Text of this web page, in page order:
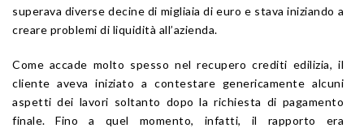
superava diverse decine di migliaia di euro e stava iniziando a
creare problemi di liquidità all’azienda.
Come accade molto spesso nel recupero crediti edilizia, il
cliente aveva iniziato a contestare genericamente alcuni
aspetti dei lavori soltanto dopo la richiesta di pagamento
finale. Fino a quel momento, infatti, il rapporto era